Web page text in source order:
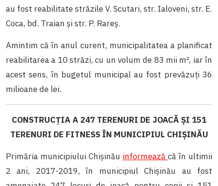
au fost reabilitate străzile V. Scutari, str. Ialoveni, str. E.
Coca, bd. Traian și str. P. Rareș.
Amintim că în anul curent, municipalitatea a planificat
reabilitarea a 10 străzi, cu un volum de 83 mii m², iar în
acest sens, în bugetul municipal au fost prevăzuți 36
milioane de lei.
CONSTRUCȚIA A 247 TERENURI DE JOACĂ ȘI 151
TERENURI DE FITNESS ÎN MUNICIPIUL CHIȘINĂU
Primăria municipiului Chișinău informează că în ultimii
2 ani, 2017-2019, în municipiul Chișinău au fost